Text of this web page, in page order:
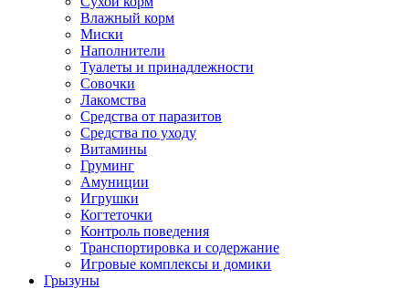
Влажный корм
Миски
Наполнители
Туалеты и принадлежности
Совочки
Лакомства
Средства от паразитов
Средства по уходу
Витамины
Груминг
Амуниции
Игрушки
Когтеточки
Контроль поведения
Транспортировка и содержание
Игровые комплексы и домики
Грызуны